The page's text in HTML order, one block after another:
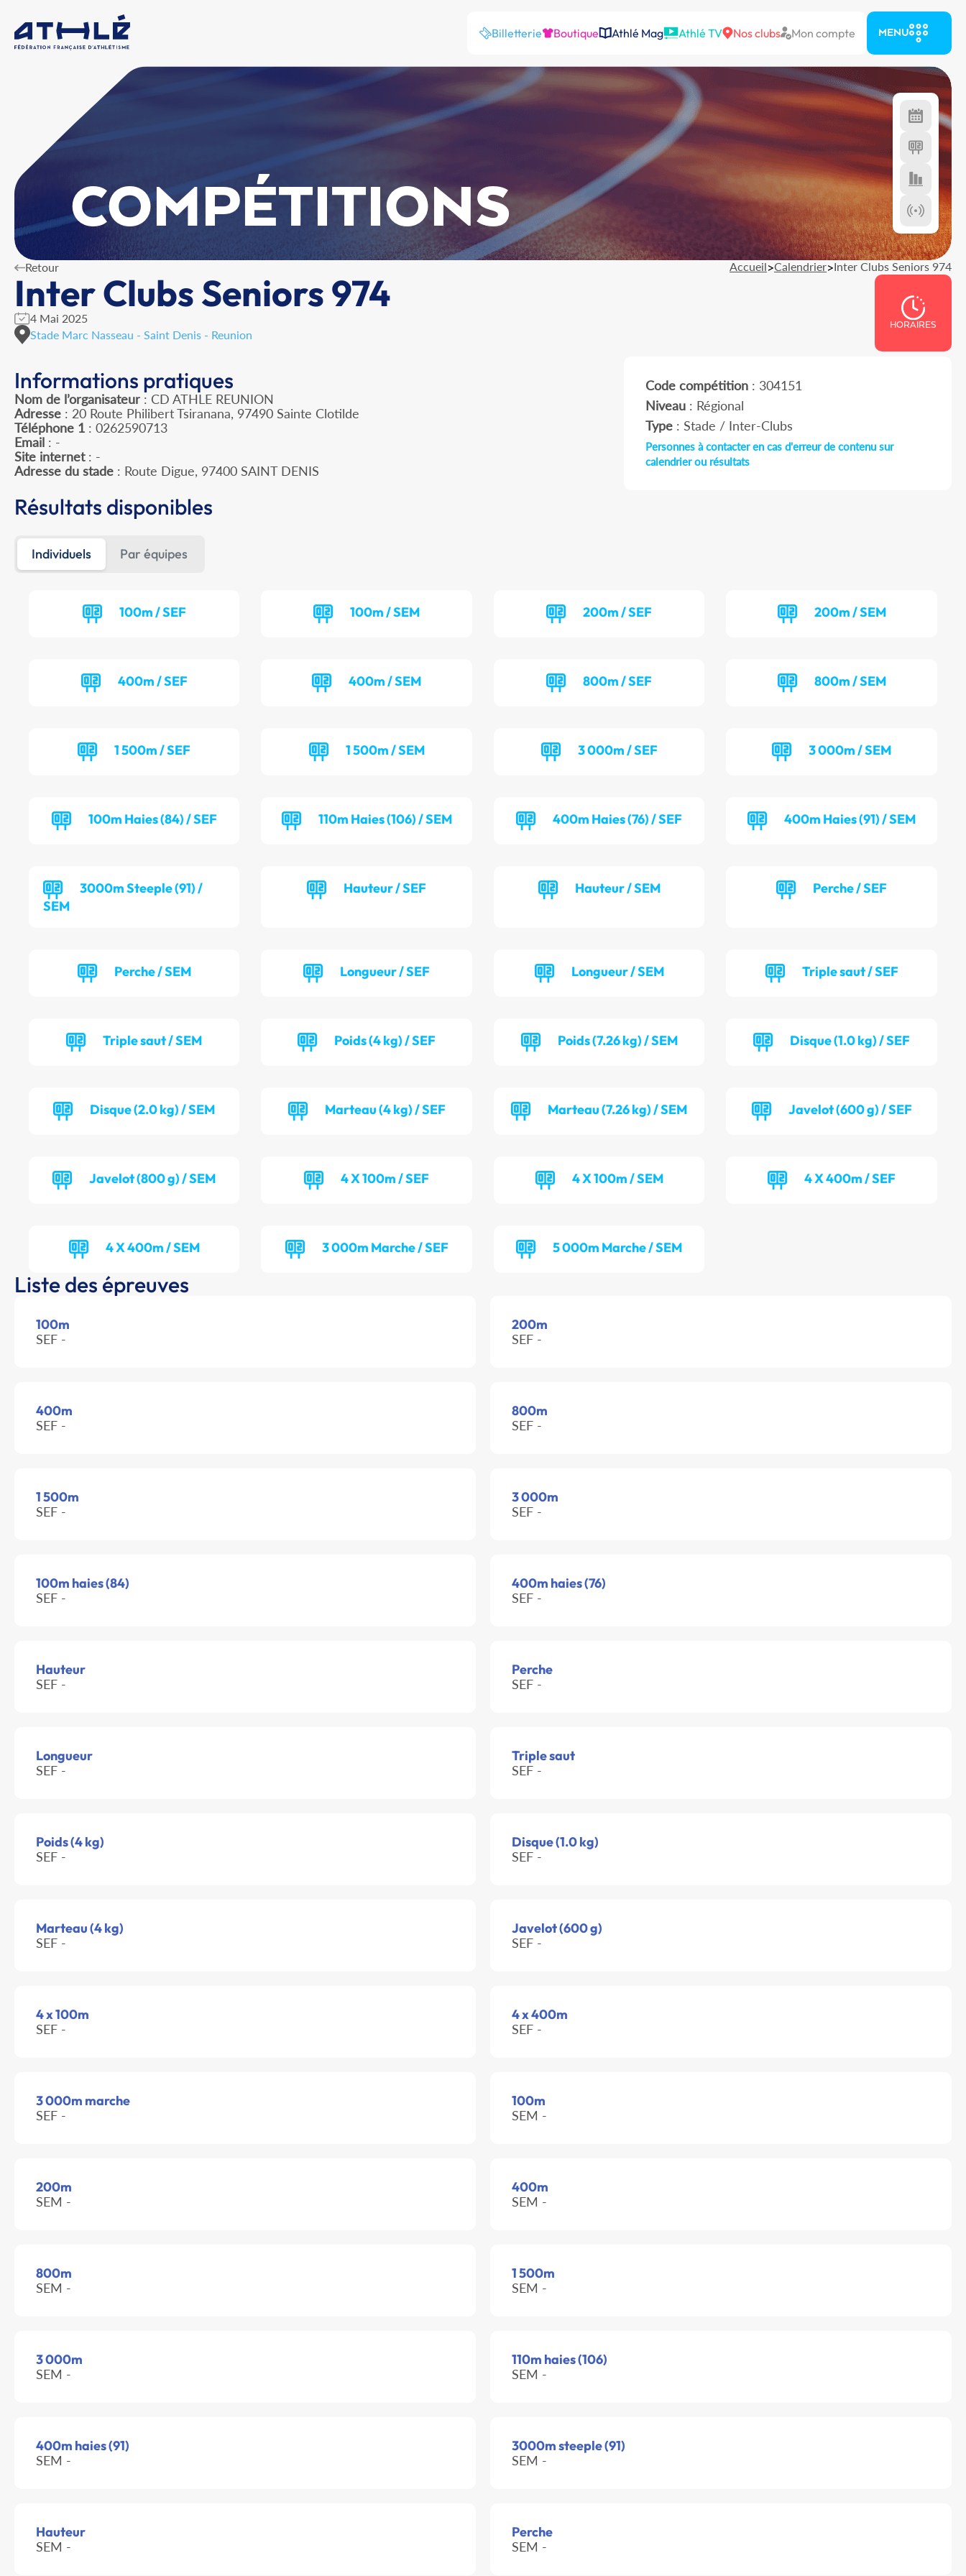
Billetterie Boutique Athlé Mag Athlé TV Nos clubs Mon compte MENU
COMPÉTITIONS
Retour Accueil>Calendrier>Inter Clubs Seniors 974
Inter Clubs Seniors 974
4 Mai 2025
Stade Marc Nasseau - Saint Denis - Reunion
HORAIRES
Informations pratiques
Nom de l’organisateur : CD ATHLE REUNION
Adresse : 20 Route Philibert Tsiranana, 97490 Sainte Clotilde
Téléphone 1 : 0262590713
Email : -
Site internet: -
Adresse du stade : Route Digue, 97400 SAINT DENIS
Code compétition: 304151
Niveau: Régional
Type: Stade / Inter-Clubs
Personnes à contacter en cas d'erreur de contenu sur
calendrier ou résultats
Résultats disponibles
Individuels Par équipes
100m / SEF 100m / SEM 200m / SEF 200m / SEM
400m / SEF 400m / SEM 800m / SEF 800m / SEM
1 500m / SEF 1 500m / SEM 3 000m / SEF 3 000m / SEM
100m Haies (84) / SEF 110m Haies (106) / SEM 400m Haies (76) / SEF 400m Haies (91) / SEM
3000m Steeple (91) /
SEM
Hauteur / SEF Hauteur / SEM Perche / SEF
Perche / SEM Longueur / SEF Longueur / SEM Triple saut / SEF
Triple saut / SEM Poids (4 kg) / SEF Poids (7.26 kg) / SEM Disque (1.0 kg) / SEF
Disque (2.0 kg) / SEM Marteau (4 kg) / SEF Marteau (7.26 kg) / SEM Javelot (600 g) / SEF
Javelot (800 g) / SEM 4 X 100m / SEF 4 X 100m / SEM 4 X 400m / SEF
4 X 400m / SEM 3 000m Marche / SEF 5 000m Marche / SEM
Liste des épreuves
100m
SEF -
200m
SEF -
400m
SEF -
800m
SEF -
1 500m
SEF -
3 000m
SEF -
100m haies (84)
SEF -
400m haies (76)
SEF -
Hauteur
SEF -
Perche
SEF -
Longueur
SEF -
Triple saut
SEF -
Poids (4 kg)
SEF -
Disque (1.0 kg)
SEF -
Marteau (4 kg)
SEF -
Javelot (600 g)
SEF -
4 x 100m
SEF -
4 x 400m
SEF -
3 000m marche
SEF -
100m
SEM -
200m
SEM -
400m
SEM -
800m
SEM -
1 500m
SEM -
3 000m
SEM -
110m haies (106)
SEM -
400m haies (91)
SEM -
3000m steeple (91)
SEM -
Hauteur
SEM -
Perche
SEM -